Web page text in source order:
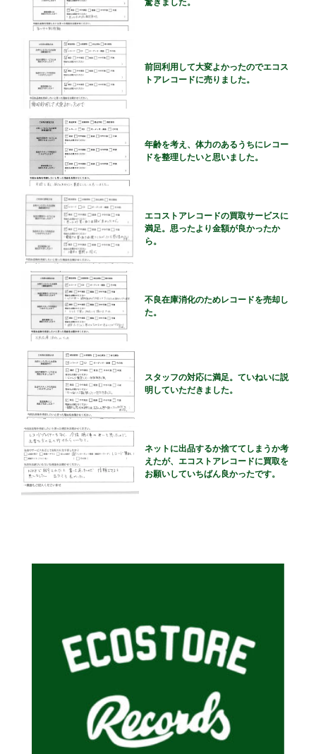
驚きました。
前回利用して大変よかったのでエコス
トアレコードに売りました。
年齢を考え、体力のあるうちにレコー
ドを整理したいと思いました。
エコストアレコードの買取サービスに
満足。思ったより金額が良かったか
ら。
不良在庫消化のためレコードを売却し
た。
スタッフの対応に満足。ていねいに説
明していただきました。
ネットに出品するか捨ててしまうか考
えたが、エコストアレコードに買取を
お願いしていちばん良かったです。